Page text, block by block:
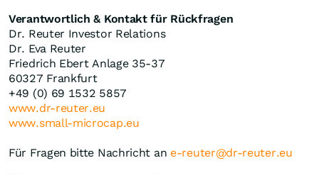
Verantwortlich & Kontakt für Rückfragen
Dr. Reuter Investor Relations
Dr. Eva Reuter
Friedrich Ebert Anlage 35-37
60327 Frankfurt
+49 (0) 69 1532 5857
www.dr-reuter.eu
www.small-microcap.eu
Für Fragen bitte Nachricht an e-reuter@dr-reuter.eu